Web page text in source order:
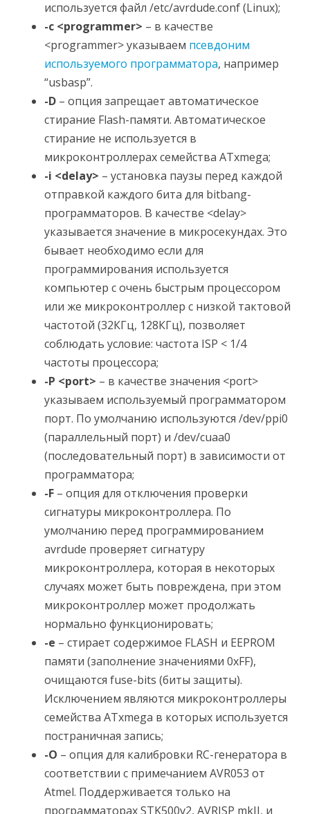
используется файл /etc/avrdude.conf (Linux);
-c <programmer> – в качестве
<programmer> указываем псевдоним
используемого программатора, например
“usbasp”.
-D – опция запрещает автоматическое
стирание Flash-памяти. Автоматическое
стирание не используется в
микроконтроллерах семейства ATxmega;
-i <delay> – установка паузы перед каждой
отправкой каждого бита для bitbang-
программаторов. В качестве <delay>
указывается значение в микросекундах. Это
бывает необходимо если для
программирования используется
компьютер с очень быстрым процессором
или же микроконтроллер с низкой тактовой
частотой (32КГц, 128КГц), позволяет
соблюдать условие: частота ISP < 1/4
частоты процессора;
-P <port> – в качестве значения <port>
указываем используемый программатором
порт. По умолчанию используются /dev/ppi0
(параллельный порт) и /dev/cuaa0
(последовательный порт) в зависимости от
программатора;
-F – опция для отключения проверки
сигнатуры микроконтроллера. По
умолчанию перед программированием
avrdude проверяет сигнатуру
микроконтроллера, которая в некоторых
случаях может быть повреждена, при этом
микроконтроллер может продолжать
нормально функционировать;
-e – стирает содержимое FLASH и EEPROM
памяти (заполнение значениями 0xFF),
очищаются fuse-bits (биты защиты).
Исключением являются микроконтроллеры
семейства ATxmega в которых используется
постраничная запись;
-O – опция для калибровки RC-генератора в
соответствии с примечанием AVR053 от
Atmel. Поддерживается только на
программаторах STK500v2, AVRISP mkII, и